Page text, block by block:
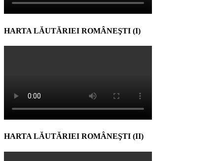
HARTA LĂUTĂRIEI ROMÂNEŞTI (I)
HARTA LĂUTĂRIEI ROMÂNEŞTI (II)